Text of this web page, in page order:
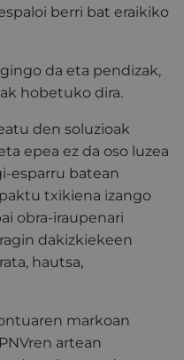
berri bat eraikiko
da eta pendizak,
hobetuko dira.
den soluzioak
epea ez da oso luzea
esparru batean
txikiena izango
obra-iraupenari
dakizkiekeen
hautsa,
markoan
artean